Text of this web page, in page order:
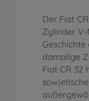
Der Fiat
Zylinder
damalige
Fiat CR 32